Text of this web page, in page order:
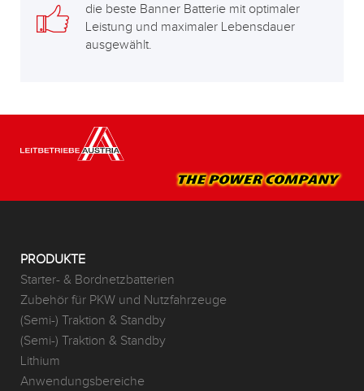
die beste Banner Batterie mit optimaler
Leistung und maximaler Lebensdauer
ausgewählt.
PRODUKTE
Starter- & Bordnetzbatterien
Zubehör für PKW und Nutzfahrzeuge
(Semi-) Traktion & Standby
(Semi-) Traktion & Standby
Lithium
Anwendungsbereiche